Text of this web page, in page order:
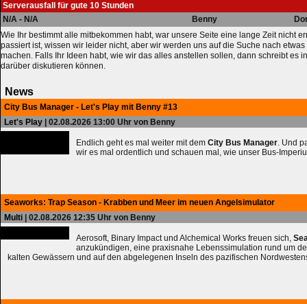
Serverausfall für gute 10 Stunden
N/A - N/A
Benny
Wie Ihr bestimmt alle mitbekommen habt, war unsere Seite eine lange Zeit nicht
passiert ist, wissen wir leider nicht, aber wir werden uns auf die Suche nach
machen. Falls Ihr Ideen habt, wie wir das alles anstellen sollen, dann schreibt es
darüber diskutieren können.
News
City Bus Manager - Let's Play mit Benny #13
Let's Play | 02.08.2026 13:00 Uhr von Benny
Endlich geht es mal weiter mit dem City Bus Manager. Und
wir es mal ordentlich und schauen mal, wie unser Bus-
Seaworks: Trap Season - Krabben und Meer im neuen Angelsimulator
Multi | 02.08.2026 12:35 Uhr von Benny
Aerosoft, Binary Impact und Alchemical Works freuen sich,
anzukündigen, eine praxisnahe Lebenssimulation rund um
kalten Gewässern und auf den abgelegenen Inseln des pazifischen